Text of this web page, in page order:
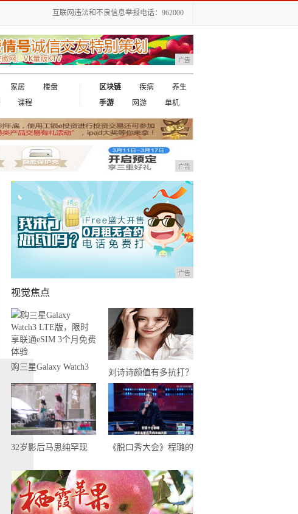
互联网违法和不良信息举报电话：962000
广告
家居
楼盘
课程
区块链 疾病
养生
手游
网游 单机
广告
广告
视觉焦点
购三星Galaxy Watch3
LTE版，限时享联通
eSIM 3个月免费体验
刘诗诗颜值有多抗打？
微博动态再次刷新认
知，网友：婚后生活和
谐
32岁影后马思纯罕现
只是体型仍肥胖惹人担
忧
《脱口秀大会》程璐的
拒绝爆灯，理由很赞